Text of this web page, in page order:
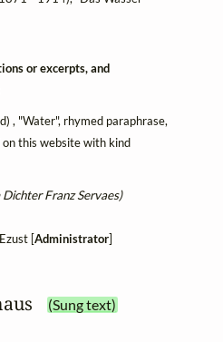
or excerpts, and
, "Water", rhymed paraphrase,
this website with kind
Dichter Franz Servaes)
[Administrator]
(Sung text)